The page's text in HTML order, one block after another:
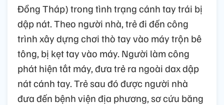
Đồng Tháp) trong tình trạng cánh tay trái bị
dập nát. Theo người nhà, trẻ đi đến công
trình xây dựng chơi thò tay vào máy trộn bê
tông, bị kẹt tay vào máy. Người làm công
phát hiện tắt máy, đưa trẻ ra ngoài dax dập
nát cánh tay. Trẻ sau đó được người nhà
đưa đến bệnh viện địa phương, sơ cứu băng